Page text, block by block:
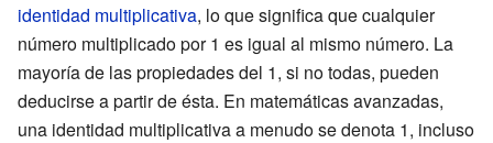
identidad multiplicativa, lo que significa que cualquier
número multiplicado por 1 es igual al mismo número. La
mayoría de las propiedades del 1, si no todas, pueden
deducirse a partir de ésta. En matemáticas avanzadas,
una identidad multiplicativa a menudo se denota 1, incluso